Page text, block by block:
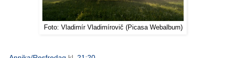
Foto: Vladimír Vladimírovič (Picasa Webalbum)